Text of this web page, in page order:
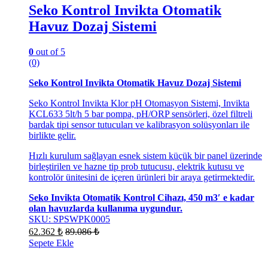
Seko Kontrol Invikta Otomatik
Havuz Dozaj Sistemi
0 out of 5
(0)
Seko Kontrol Invikta Otomatik Havuz Dozaj Sistemi
Seko Kontrol Invikta Klor pH Otomasyon Sistemi, Invikta
KCL633 5lt/h 5 bar pompa, pH/ORP sensörleri, özel filtreli
bardak tipi sensor tutucuları ve kalibrasyon solüsyonları ile
birlikte gelir.
Hızlı kurulum sağlayan esnek sistem küçük bir panel üzerinde
birleştirilen ve hazne tip prob tutucusu, elektrik kutusu ve
kontrolör ünitesini de içeren ürünleri bir araya getirmektedir.
Seko Invikta Otomatik Kontrol Cihazı, 450 m3′ e kadar
olan havuzlarda kullanıma uygundur.
SKU: SPSWPK0005
62.362 ₺ 89.086₺
Sepete Ekle